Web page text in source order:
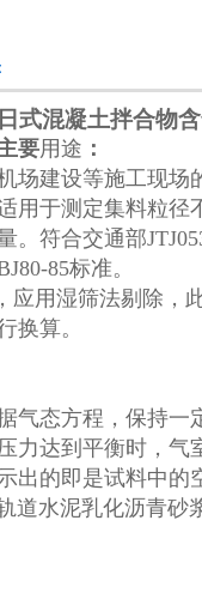
式混凝土拌合物
要用途 ：
场建设等施工现场
用于测定集料粒径
。符合交通部
85标准。
应用湿筛法剔除，
换算。
气态方程，保持一
力达到平衡时，
出的即是试料中的
道水泥乳化沥青